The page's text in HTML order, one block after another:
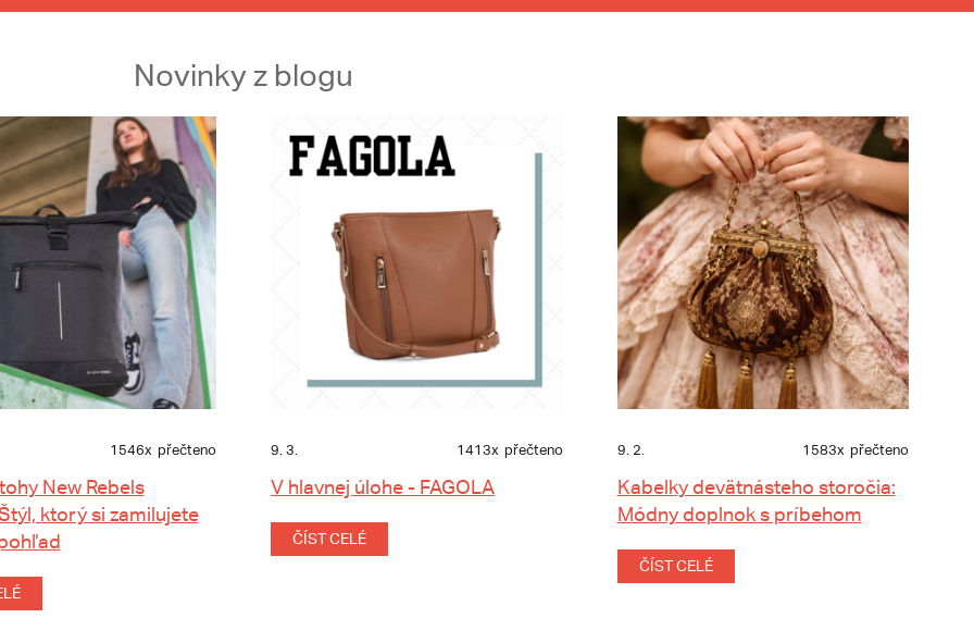
Novinky z blogu
1546x přečteno
New Rebels
ktorý si zamilujete
9. 3. 1413x přečteno
V hlavnej úlohe - FAGOLA
ČÍST CELÉ
9. 2. 1583x přečteno
Kabelky devätnásteho storočia:
Módny doplnok s príbehom
ČÍST CELÉ